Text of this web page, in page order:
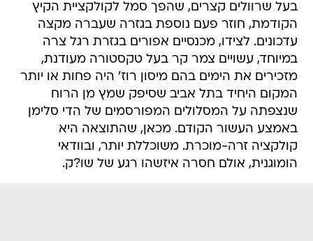
בעל שרוולים קצרים, שהפך סמל לקולקציית הקיץ
הקודמת, חוזר פעם נוספת בגזרה שעברה מקצה
עדכונים. לצידו, מכנסיים אפורים בגזרת רגל צרה
במיוחד, עשויים צמר קר בעל טקסטורה מעודנת,
מזכירים את הימים בהם מיסון רוז' היה פחות או יותר
המקום היחיד בתל אביב שסיפק שמץ מן הרוח
שנצפתה על המסלולים המפורסמים של הדי סלימן
באמצע העשור הקודם. מכאן, שהתוצאה היא
קולקציה זרה-מוכרת. משוכללת יותר, ובוודאי
הומוגנית, אולם חסרה איזשהו רגע של שו?ק.